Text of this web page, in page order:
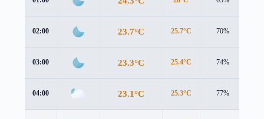
02:00 23.7°C 25.7°C 70%
03:00 23.3°C 25.4°C 74%
04:00 23.1°C 25.3°C 77%